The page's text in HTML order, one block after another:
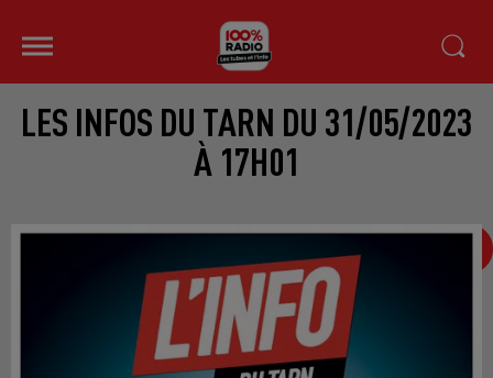
LES INFOS DU TARN DU 31/05/2023
À 17H01